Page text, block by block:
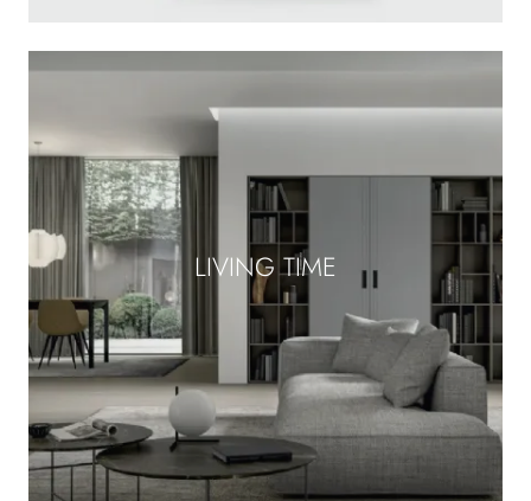
LIVING TIME